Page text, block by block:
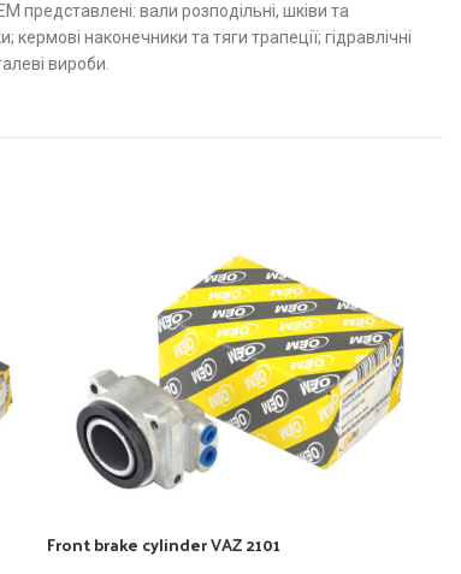
представлені: вали розподільні, шківи та
наконечники та тяги трапеції; гідравлічні
вироби.
Front brake cylinder VAZ 2101